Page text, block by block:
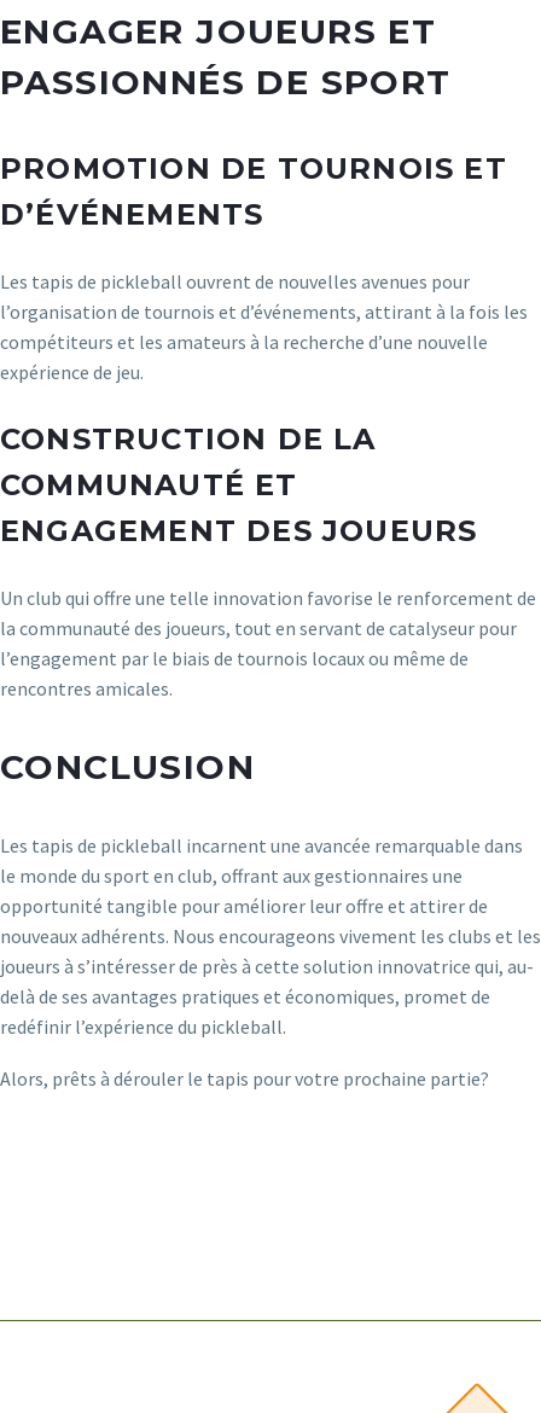
ENGAGER JOUEURS ET
PASSIONNÉS DE SPORT
PROMOTION DE TOURNOIS ET
D’ÉVÉNEMENTS
Les tapis de pickleball ouvrent de nouvelles avenues pour
l’organisation de tournois et d’événements, attirant à la fois les
compétiteurs et les amateurs à la recherche d’une nouvelle
expérience de jeu.
CONSTRUCTION DE LA
COMMUNAUTÉ ET
ENGAGEMENT DES JOUEURS
Un club qui offre une telle innovation favorise le renforcement de
la communauté des joueurs, tout en servant de catalyseur pour
l’engagement par le biais de tournois locaux ou même de
rencontres amicales.
CONCLUSION
Les tapis de pickleball incarnent une avancée remarquable dans
le monde du sport en club, offrant aux gestionnaires une
opportunité tangible pour améliorer leur offre et attirer de
nouveaux adhérents. Nous encourageons vivement les clubs et les
joueurs à s’intéresser de près à cette solution innovatrice qui, au-
delà de ses avantages pratiques et économiques, promet de
redéfinir l’expérience du pickleball.
Alors, prêts à dérouler le tapis pour votre prochaine partie?